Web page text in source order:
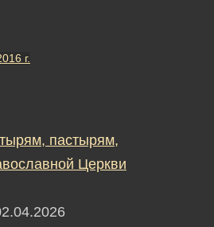
г.
пастырям,
Церкви